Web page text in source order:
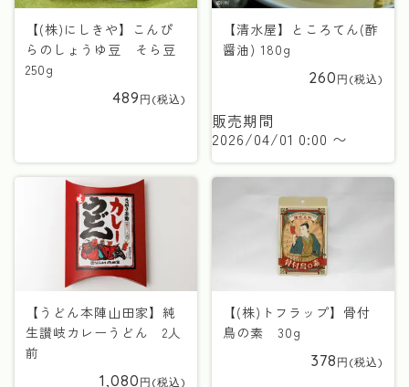
【(株)にしきや】こんぴ
らのしょうゆ豆 そら豆
250g
489
【清水屋】ところてん(酢
醤油) 180g
260
販売期間
2026/04/01 0:00 〜
【うどん本陣山田家】純
生讃岐カレーうどん 2人
前
1,080
【(株)トフラップ】骨付
鳥の素 30g
378